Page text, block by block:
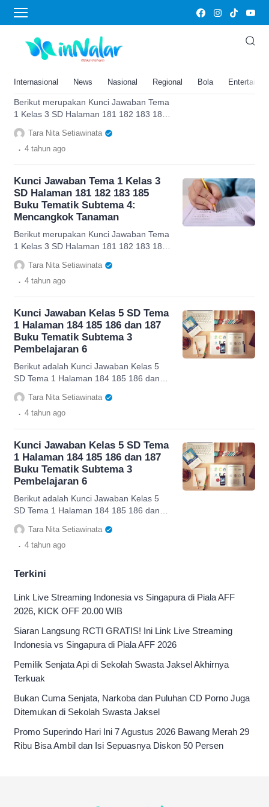
Internasional News Nasional Regional Bola
Kunci Jawaban Halaman 185
Kunci Jawaban Tema 1 Kelas 3
SD Halaman 181 182 183 185
Mencangkok Tanaman
Berikut merupakan Kunci Jawaban Tema
1 Kelas 3 SD Halaman 181 182 183 185
Buku Tematik Subtema 4: Mencangkok
Tanaman. Simak selengkapnya
Tara Nita Setiawinata
. 4 tahun ago
Kunci Jawaban Tema 1 Kelas 3
SD Halaman 181 182 183 185
Buku Tematik Subtema 4:
Mencangkok Tanaman
Berikut merupakan Kunci Jawaban Tema
1 Kelas 3 SD Halaman 181 182 183 185
Buku Tematik Subtema 4: Mencangkok
Tanaman. Simak selengkapnya
Tara Nita Setiawinata
. 4 tahun ago
Kunci Jawaban Kelas 5 SD Tema
1 Halaman 184 185 186 dan 187
Buku Tematik Subtema 3
Pembelajaran 6
Berikut adalah Kunci Jawaban Kelas 5
SD Tema 1 Halaman 184 185 186 dan
187 Buku Tematik Subtema 3
Pembelajaran 6. Simak Penjelasannya.
Tara Nita Setiawinata
. 4 tahun ago
Kunci Jawaban Kelas 5 SD Tema
1 Halaman 184 185 186 dan 187
Buku Tematik Subtema 3
Pembelajaran 6
Berikut adalah Kunci Jawaban Kelas 5
SD Tema 1 Halaman 184 185 186 dan
187 Buku Tematik Subtema 3
Pembelajaran 6. Simak Penjelasannya.
Tara Nita Setiawinata
. 4 tahun ago
Terkini
Link Live Streaming Indonesia vs Singapura di Piala AFF
2026, KICK OFF 20.00 WIB
Siaran Langsung RCTI GRATIS! Ini Link Live Streaming
Indonesia vs Singapura di Piala AFF 2026
Pemilik Senjata Api di Sekolah Swasta Jaksel Akhirnya
Terkuak
Bukan Cuma Senjata, Narkoba dan Puluhan CD Porno Juga
Ditemukan di Sekolah Swasta Jaksel
Promo Superindo Hari Ini 7 Agustus 2026 Bawang Merah 29
Ribu Bisa Ambil dan Isi Sepuasnya Diskon 50 Persen